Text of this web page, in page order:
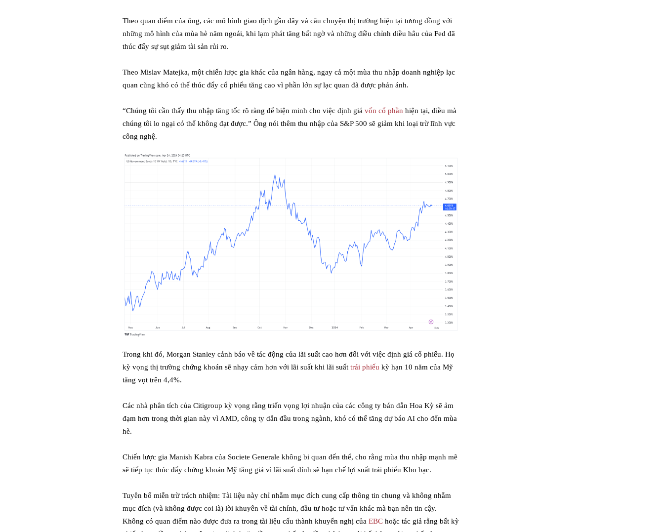
Theo quan điểm của ông, các mô hình giao dịch gần đây và câu chuyện thị trường hiện tại tương đồng với
những mô hình của mùa hè năm ngoái, khi lạm phát tăng bất ngờ và những điều chỉnh diều hâu của Fed đã
thúc đẩy sự sụt giảm tài sản rủi ro.
Theo Mislav Matejka, một chiến lược gia khác của ngân hàng, ngay cả một mùa thu nhập doanh nghiệp lạc
quan cũng khó có thể thúc đẩy cổ phiếu tăng cao vì phần lớn sự lạc quan đã được phản ánh.
“Chúng tôi cần thấy thu nhập tăng tốc rõ ràng để biện minh cho việc định giávốn cổ phần hiện tại, điều mà
chúng tôi lo ngại có thể không đạt được.” Ông nói thêm thu nhập của S&P 500 sẽ giảm khi loại trừ lĩnh vực
công nghệ.
Trong khi đó, Morgan Stanley cảnh báo về tác động của lãi suất cao hơn đối với việc định giá cổ phiếu. Họ
kỳ vọng thị trường chứng khoán sẽ nhạy cảm hơn với lãi suất khi lãi suấttrái phiếu kỳ hạn 10 năm của Mỹ
tăng vọt trên 4,4%.
Các nhà phân tích của Citigroup kỳ vọng rằng triển vọng lợi nhuận của các công ty bán dẫn Hoa Kỳ sẽ ảm
đạm hơn trong thời gian này vì AMD, công ty dẫn đầu trong ngành, khó có thể tăng dự báo AI cho đến mùa
hè.
Chiến lược gia Manish Kabra của Societe Generale không bi quan đến thế, cho rằng mùa thu nhập mạnh mẽ
sẽ tiếp tục thúc đẩy chứng khoán Mỹ tăng giá vì lãi suất đỉnh sẽ hạn chế lợi suất trái phiếu Kho bạc.
Tuyên bố miễn trừ trách nhiệm: Tài liệu này chỉ nhằm mục đích cung cấp thông tin chung và không nhằm
mục đích (và không được coi là) lời khuyên về tài chính, đầu tư hoặc tư vấn khác mà bạn nên tin cậy.
Không có quan điểm nào được đưa ra trong tài liệu cấu thành khuyến nghị củaEBC hoặc tác giả rằng bất kỳ